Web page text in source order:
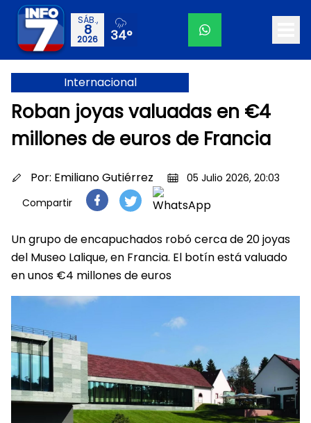
SÁB.,
8
2026 34°
Internacional
Roban joyas valuadas en €4
millones de euros de Francia
Por: Emiliano Gutiérrez
05 Julio 2026, 20:03
Compartir
Un grupo de encapuchados robó cerca de 20 joyas
del Museo Lalique, en Francia. El botín está valuado
en unos €4 millones de euros